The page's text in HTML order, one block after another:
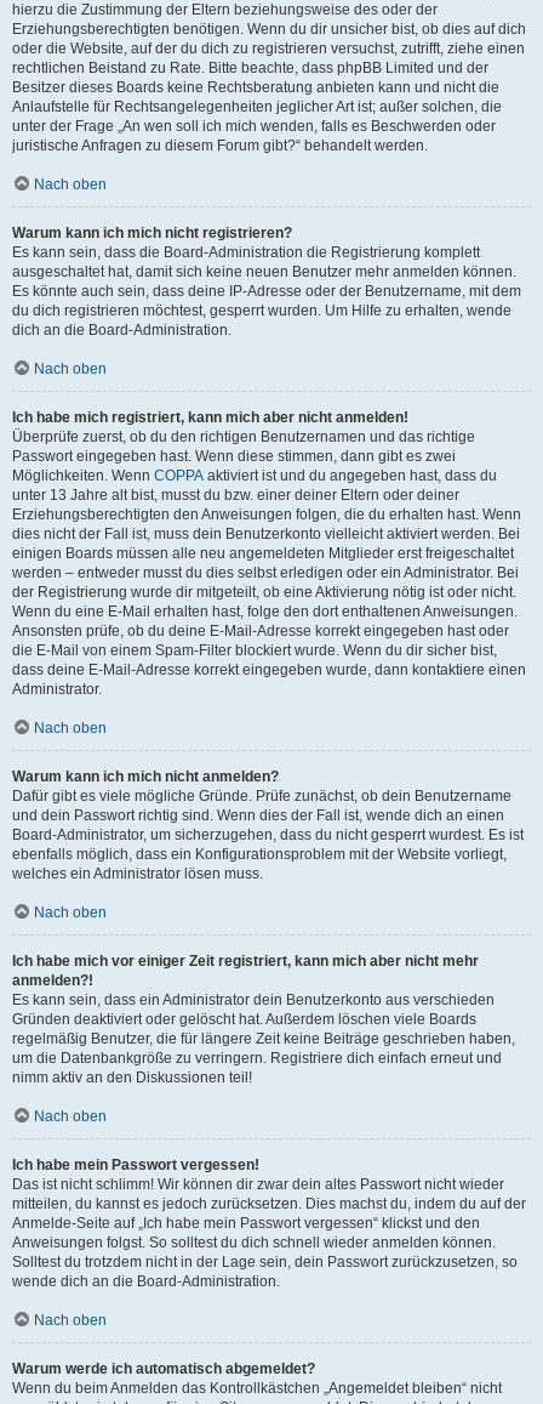
hierzu die Zustimmung der Eltern beziehungsweise des oder der
Erziehungsberechtigten benötigen. Wenn du dir unsicher bist, ob dies auf dich
oder die Website, auf der du dich zu registrieren versuchst, zutrifft, ziehe einen
rechtlichen Beistand zu Rate. Bitte beachte, dass phpBB Limited und der
Besitzer dieses Boards keine Rechtsberatung anbieten kann und nicht die
Anlaufstelle für Rechtsangelegenheiten jeglicher Art ist; außer solchen, die
unter der Frage „An wen soll ich mich wenden, falls es Beschwerden oder
juristische Anfragen zu diesem Forum gibt?“ behandelt werden.
Nach oben
Warum kann ich mich nicht registrieren?
Es kann sein, dass die Board-Administration die Registrierung komplett
ausgeschaltet hat, damit sich keine neuen Benutzer mehr anmelden können.
Es könnte auch sein, dass deine IP-Adresse oder der Benutzername, mit dem
du dich registrieren möchtest, gesperrt wurden. Um Hilfe zu erhalten, wende
dich an die Board-Administration.
Nach oben
Ich habe mich registriert, kann mich aber nicht anmelden!
Überprüfe zuerst, ob du den richtigen Benutzernamen und das richtige
Passwort eingegeben hast. Wenn diese stimmen, dann gibt es zwei
Möglichkeiten. Wenn COPPA aktiviert ist und du angegeben hast, dass du
unter 13 Jahre alt bist, musst du bzw. einer deiner Eltern oder deiner
Erziehungsberechtigten den Anweisungen folgen, die du erhalten hast. Wenn
dies nicht der Fall ist, muss dein Benutzerkonto vielleicht aktiviert werden. Bei
einigen Boards müssen alle neu angemeldeten Mitglieder erst freigeschaltet
werden – entweder musst du dies selbst erledigen oder ein Administrator. Bei
der Registrierung wurde dir mitgeteilt, ob eine Aktivierung nötig ist oder nicht.
Wenn du eine E-Mail erhalten hast, folge den dort enthaltenen Anweisungen.
Ansonsten prüfe, ob du deine E-Mail-Adresse korrekt eingegeben hast oder
die E-Mail von einem Spam-Filter blockiert wurde. Wenn du dir sicher bist,
dass deine E-Mail-Adresse korrekt eingegeben wurde, dann kontaktiere einen
Administrator.
Nach oben
Warum kann ich mich nicht anmelden?
Dafür gibt es viele mögliche Gründe. Prüfe zunächst, ob dein Benutzername
und dein Passwort richtig sind. Wenn dies der Fall ist, wende dich an einen
Board-Administrator, um sicherzugehen, dass du nicht gesperrt wurdest. Es ist
ebenfalls möglich, dass ein Konfigurationsproblem mit der Website vorliegt,
welches ein Administrator lösen muss.
Nach oben
Ich habe mich vor einiger Zeit registriert, kann mich aber nicht mehr
anmelden?!
Es kann sein, dass ein Administrator dein Benutzerkonto aus verschieden
Gründen deaktiviert oder gelöscht hat. Außerdem löschen viele Boards
regelmäßig Benutzer, die für längere Zeit keine Beiträge geschrieben haben,
um die Datenbankgröße zu verringern. Registriere dich einfach erneut und
nimm aktiv an den Diskussionen teil!
Nach oben
Ich habe mein Passwort vergessen!
Das ist nicht schlimm! Wir können dir zwar dein altes Passwort nicht wieder
mitteilen, du kannst es jedoch zurücksetzen. Dies machst du, indem du auf der
Anmelde-Seite auf „Ich habe mein Passwort vergessen“ klickst und den
Anweisungen folgst. So solltest du dich schnell wieder anmelden können.
Solltest du trotzdem nicht in der Lage sein, dein Passwort zurückzusetzen, so
wende dich an die Board-Administration.
Nach oben
Warum werde ich automatisch abgemeldet?
Wenn du beim Anmelden das Kontrollkästchen „Angemeldet bleiben“ nicht